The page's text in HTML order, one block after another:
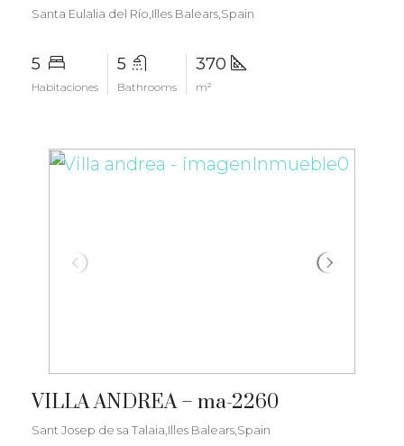
Santa Eulalia del Río,Illes Balears,Spain
5
Habitaciones
5
Bathrooms
370
m²
VILLA ANDREA – ma-2260
Sant Josep de sa Talaia,Illes Balears,Spain